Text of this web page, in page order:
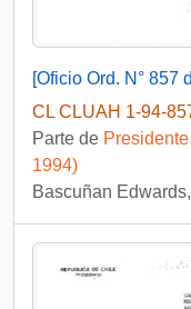
CL CLUAH 1-94-
Parte de
1994)
Bascuñan